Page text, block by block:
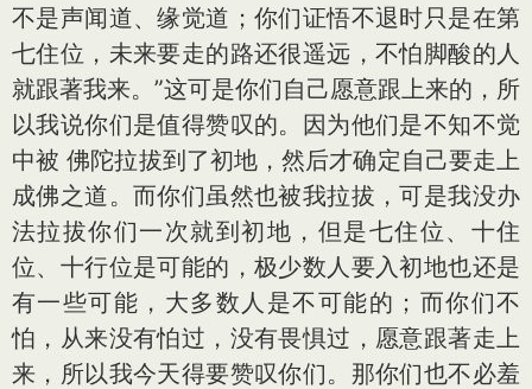
不是声闻道、缘觉道；你们证悟不退时只是在第
七住位，未来要走的路还很遥远，不怕脚酸的人
就跟著我来。”这可是你们自己愿意跟上来的，所
以我说你们是值得赞叹的。因为他们是不知不觉
中被 佛陀拉拔到了初地，然后才确定自己要走上
成佛之道。而你们虽然也被我拉拔，可是我没办
法拉拔你们一次就到初地，但是七住位、十住
位、十行位是可能的，极少数人要入初地也还是
有一些可能，大多数人是不可能的；而你们不
怕，从来没有怕过，没有畏惧过，愿意跟著走上
来，所以我今天得要赞叹你们。那你们也不必羞